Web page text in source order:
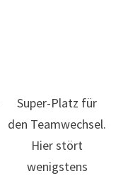
Super-Platz für
den Teamwechsel.
Hier stört
wenigstens